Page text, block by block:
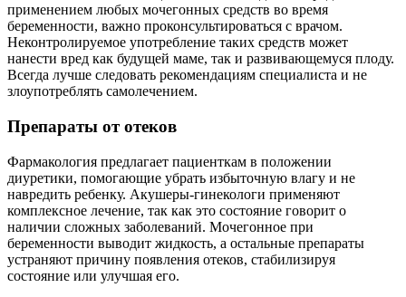
применением любых мочегонных средств во время
беременности, важно проконсультироваться с врачом.
Неконтролируемое употребление таких средств может
нанести вред как будущей маме, так и развивающемуся плоду.
Всегда лучше следовать рекомендациям специалиста и не
злоупотреблять самолечением.
Препараты от отеков
Фармакология предлагает пациенткам в положении
диуретики, помогающие убрать избыточную влагу и не
навредить ребенку. Акушеры-гинекологи применяют
комплексное лечение, так как это состояние говорит о
наличии сложных заболеваний. Мочегонное при
беременности выводит жидкость, а остальные препараты
устраняют причину появления отеков, стабилизируя
состояние или улучшая его.